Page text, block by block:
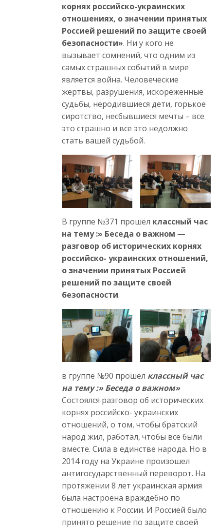
корнях российско-украинских
отношениях, о значении принятых
Россией решений по защите своей
безопасности». Ни у кого не
вызывает сомнений, что одним из
самых страшных событий в мире
является война. Человеческие
жертвы, разрушения, искореженные
судьбы, неродившиеся дети, горькое
сиротство, несбывшиеся мечты – все
это страшно и все это недолжно
стать вашей судьбой.
В группе №371 прошёл классный час
на тему :» Беседа о важном —
разговор об исторических корнях
российско- украинских отношений,
о значении принятых Россией
решений по защите своей
безопасности.
в группе №90 прошёл классный час
на тему :» Беседа о важном»
Состоялся разговор об исторических
корнях российско- украинских
отношений, о том, чтобы братский
народ жил, работал, чтобы все были
вместе. Сила в единстве народа. Но в
2014 году на Украине произошел
антигосударственный переворот. На
протяжении 8 лет украинская армия
была настроена враждебно по
отношению к России. И Россией было
принято решение по защите своей